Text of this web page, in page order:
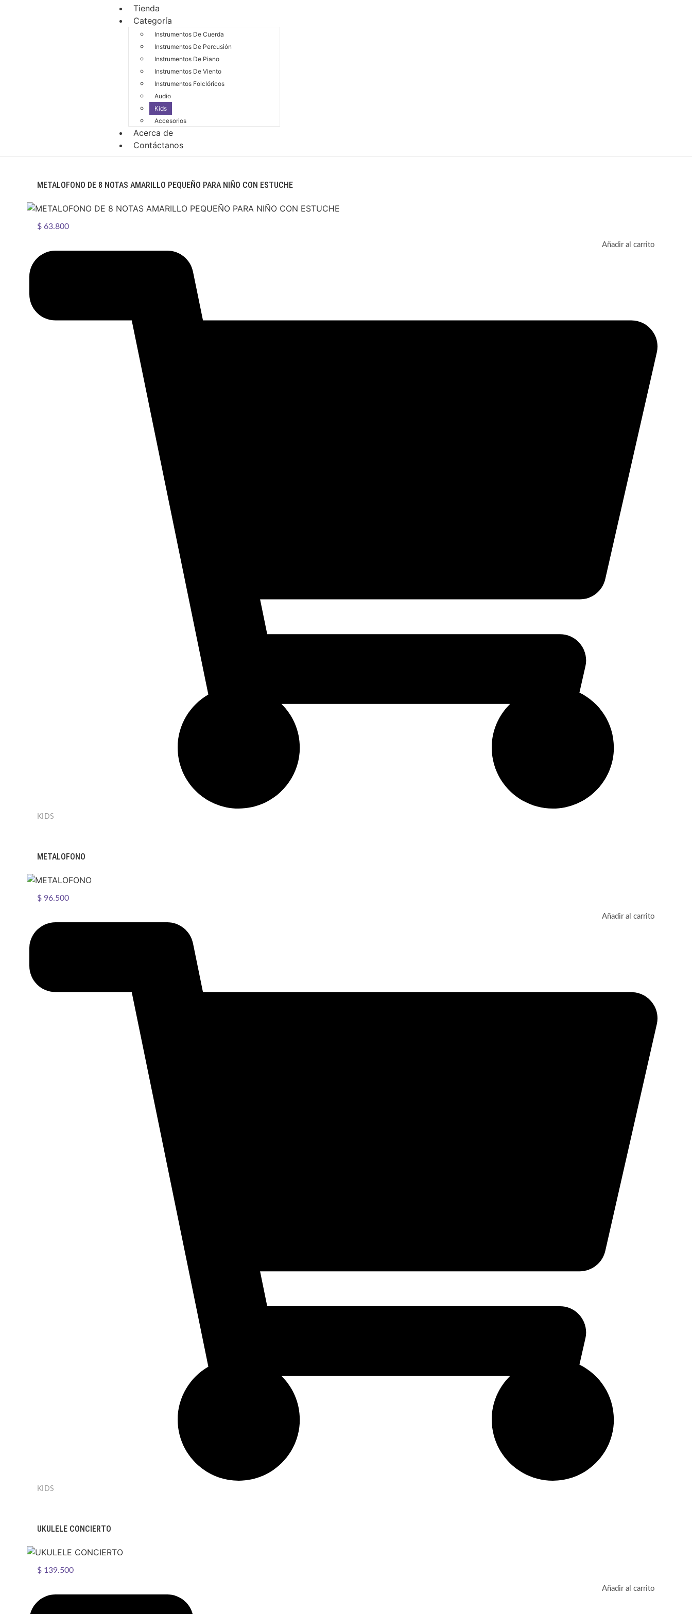
Tienda
Categoría
Instrumentos De Cuerda
Instrumentos De Percusión
Instrumentos De Piano
Instrumentos De Viento
Instrumentos Folclóricos
Audio
Kids
Accesorios
Acerca de
Contáctanos
METALOFONO DE 8 NOTAS AMARILLO PEQUEÑO PARA NIÑO CON ESTUCHE
$ 63.800
Añadir al carrito
KIDS
METALOFONO
$ 96.500
Añadir al carrito
KIDS
UKULELE CONCIERTO
$ 139.500
Añadir al carrito